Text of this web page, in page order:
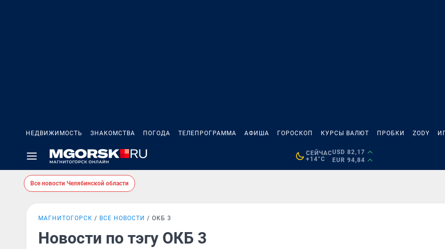
НЕДВИЖИМОСТЬ ЗНАКОМСТВА ПОГОДА ТЕЛЕПРОГРАММА АФИША ГОРОСКОП КУРСЫ ВАЛЮТ ПРОБКИ ZODY
СЕЙЧАС
+14°C
USD 82,17
EUR 94,84
Все новости Челябинской области
МАГНИТОГОРСК ВСЕ НОВОСТИ ОКБ 3
Новости по тэгу ОКБ 3